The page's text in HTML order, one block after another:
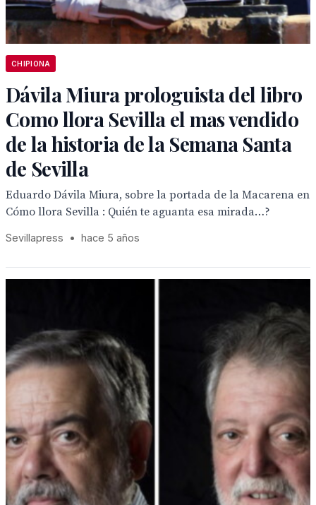
CHIPIONA
Dávila Miura prologuista del libro
Como llora Sevilla el mas vendido
de la historia de la Semana Santa
de Sevilla
Eduardo Dávila Miura, sobre la portada de la Macarena en
Cómo llora Sevilla : Quién te aguanta esa mirada…?
Sevillapress • hace 5 años